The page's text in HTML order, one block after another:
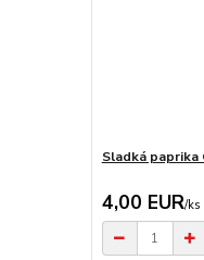
Sladká paprika
4,00 EUR/ks